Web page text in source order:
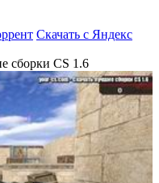
Скачать с Яндекс
сборки CS 1.6